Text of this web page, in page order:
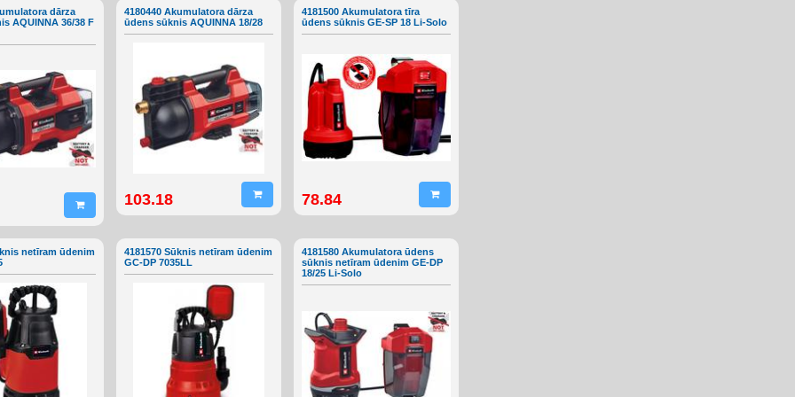
dārza
AQUINNA 36/38 F
4180440 Akumulatora dārza
ūdens sūknis AQUINNA 18/28
103.18
4181500 Akumulatora tīra
ūdens sūknis GE-SP 18 Li-Solo
78.84
netīram ūdenim
4181570 Sūknis netīram ūdenim
GC-DP 7035LL
4181580 Akumulatora ūdens
sūknis netīram ūdenim GE-DP
18/25 Li-Solo